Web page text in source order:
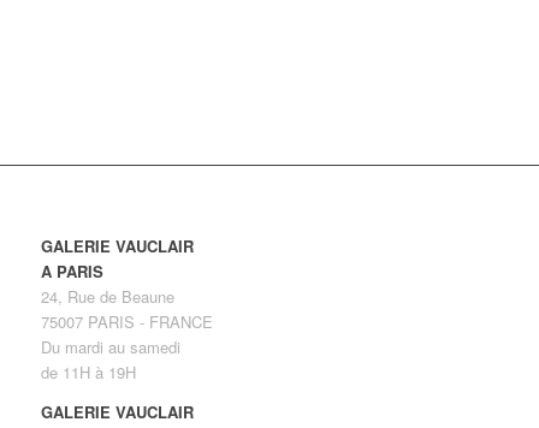
GALERIE VAUCLAIR
A PARIS
24, Rue de Beaune
75007 PARIS - FRANCE
Du mardi au samedi
de 11H à 19H
GALERIE VAUCLAIR